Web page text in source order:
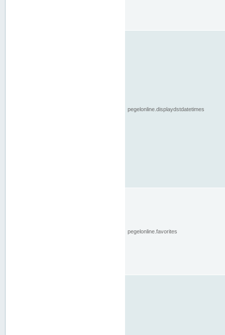
pegelonline.displaydstdatetimes
pegelonline.favorites